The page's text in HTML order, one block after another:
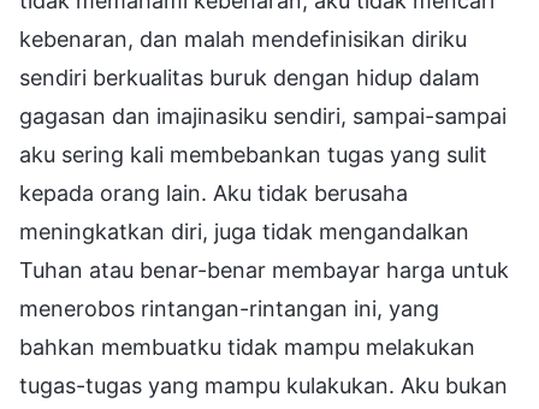
kebenaran, dan malah mendefinisikan diriku
sendiri berkualitas buruk dengan hidup dalam
gagasan dan imajinasiku sendiri, sampai-sampai
aku sering kali membebankan tugas yang sulit
kepada orang lain. Aku tidak berusaha
meningkatkan diri, juga tidak mengandalkan
Tuhan atau benar-benar membayar harga untuk
menerobos rintangan-rintangan ini, yang
bahkan membuatku tidak mampu melakukan
tugas-tugas yang mampu kulakukan. Aku bukan